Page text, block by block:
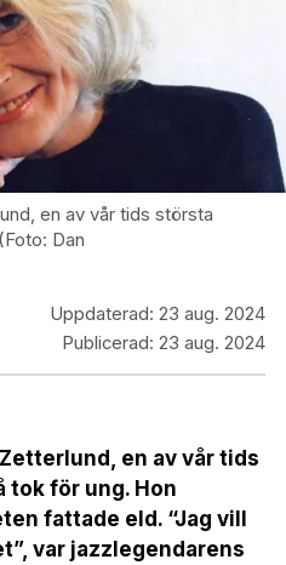
en av vår tids största
Dan
Uppdaterad: 23 aug. 2024
Publicerad: 23 aug. 2024
en av vår tids
tok för ung. Hon
fattade eld. “Jag vill
var jazzlegendarens